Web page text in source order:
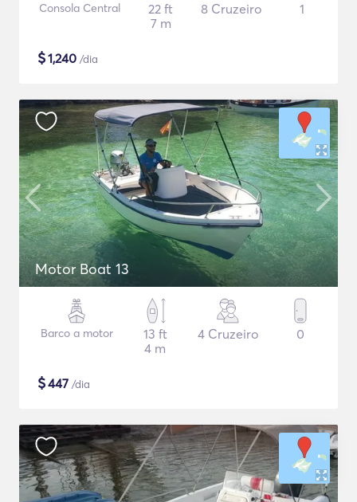
Consola Central
22 ft
7 m
8 Cruzeiro 1
$1,240 /dia
Motor Boat 13
Barco a motor
13 ft
4 m
4 Cruzeiro 0
$447 /dia